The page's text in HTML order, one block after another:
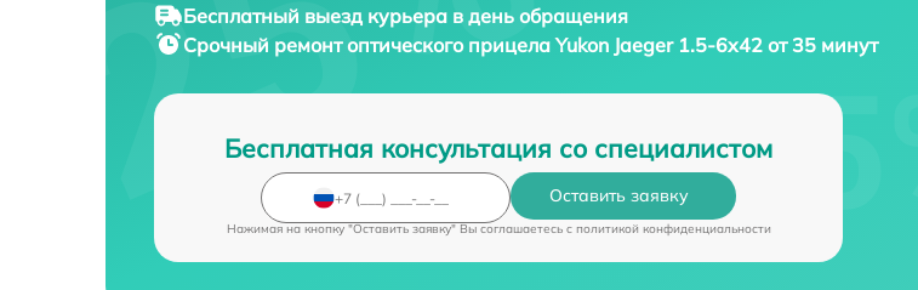
Бесплатный выезд курьера в день обращения
Срочный ремонтоптического прицела Yukon Jaeger 1.5-6x42 от 35 минут
Бесплатная консультация со специалистом
Оставить заявку
Нажимая на кнопку "Оставить заявку" Вы соглашаетесь c политикой конфиденциальности